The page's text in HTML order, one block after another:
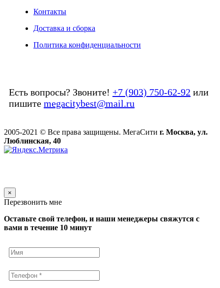
Контакты
Доставка и сборка
Политика конфиденциальности
Есть вопросы? Звоните! +7 (903) 750-62-92 или
пишите megacitybest@mail.ru
2005-2021 © Все права защищены. МегаСити г. Москва, ул.
Люблинская, 40
×
Перезвонить мне
Оставьте свой телефон, и наши менеджеры свяжутся с
вами в течение 10 минут